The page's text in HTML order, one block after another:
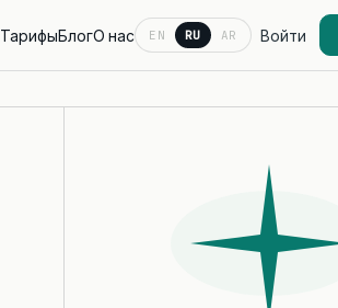
ТарифыБлогО нас EN RU AR Войти